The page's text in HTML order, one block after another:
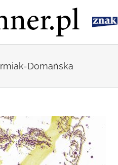
Domańska